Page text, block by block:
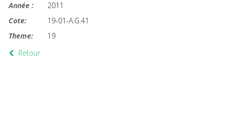
Année :
2011
Cote:
19-01-A.G.41
Theme:
19
Retour